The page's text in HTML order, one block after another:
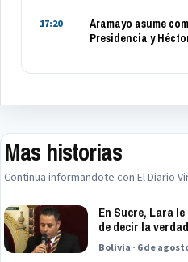
17:20
Aramayo asume
Presidencia y
Mas historias
Continua informandote con El Diario
En Sucre, Lara
de decir la
Bolivia · 6 de